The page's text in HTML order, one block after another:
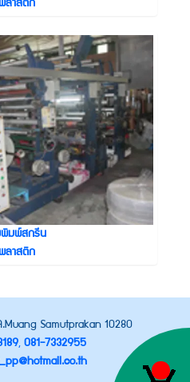
ลาสติก
พิมพ์สกรีน
ลาสติก
Samutprakan 10280
, 081-7332955